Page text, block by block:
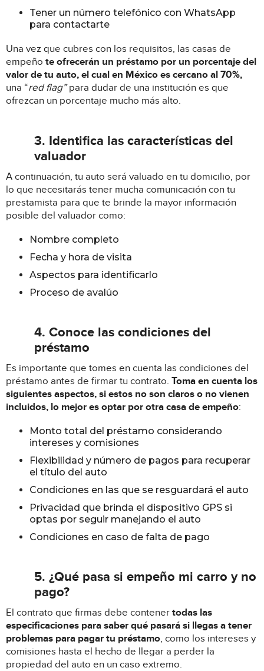
Tener un número telefónico con WhatsApp
para contactarte
Una vez que cubres con los requisitos, las casas de
empeño te ofrecerán un préstamo por un porcentaje del
valor de tu auto, el cual en México es cercano al 70%,
una “red flag”para dudar de una institución es que
ofrezcan un porcentaje mucho más alto.
3. Identifica las características del
valuador
A continuación, tu auto será valuado en tu domicilio, por
lo que necesitarás tener mucha comunicación con tu
prestamista para que te brinde la mayor información
posible del valuador como:
Nombre completo
Fecha y hora de visita
Aspectos para identificarlo
Proceso de avalúo
4. Conoce las condiciones del
préstamo
Es importante que tomes en cuenta las condiciones del
préstamo antes de firmar tu contrato. Toma en cuenta los
siguientes aspectos, si estos no son claros o no vienen
incluidos, lo mejor es optar por otra casa de empeño:
Monto total del préstamo considerando
intereses y comisiones
Flexibilidad y número de pagos para recuperar
el título del auto
Condiciones en las que se resguardará el auto
Privacidad que brinda el dispositivo GPS si
optas por seguir manejando el auto
Condiciones en caso de falta de pago
5. ¿Qué pasa si empeño mi carro y no
pago?
El contrato que firmas debe contener todas las
especificaciones para saber qué pasará si llegas a tener
problemas para pagar tu préstamo, como los intereses y
comisiones hasta el hecho de llegar a perder la
propiedad del auto en un caso extremo.